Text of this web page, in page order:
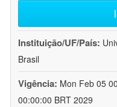
Instituição/UF/País:
Brasil
Vigência: Mon Feb 05
00:00:00 BRT 2029